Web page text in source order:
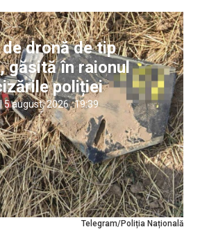
Telegram/Poliția Națională
dronă de tip
găsită în raionul
poliției
|5 august, 2026 19:39